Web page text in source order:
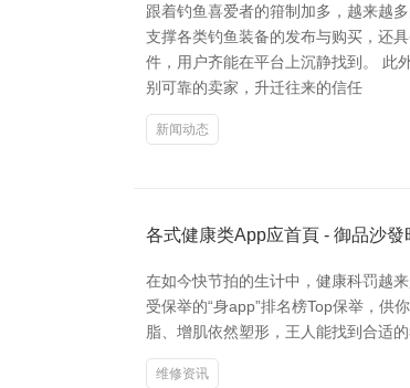
跟着钓鱼喜爱者的箝制加多，越来越
支撑各类钓鱼装备的发布与购买，还
件，用户齐能在平台上沉静找到。 此
别可靠的卖家，升迁往来的信任
新闻动态
各式健康类App应首頁 - 御品沙發
在如今快节拍的生计中，健康科罚越
受保举的“身app”排名榜Top保举，供
脂、增肌依然塑形，王人能找到合适
维修资讯